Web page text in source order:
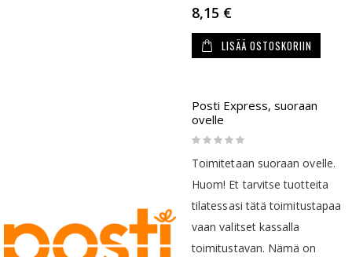
8,15 €
LISÄÄ OSTOSKORIIN
Posti Express, suoraan
ovelle
Rating:
0%
Toimitetaan suoraan ovelle.
Huom! Et tarvitse tuotteita
tilatessasi tätä toimitustapaa
vaan valitset kassalla
toimitustavan. Nämä on